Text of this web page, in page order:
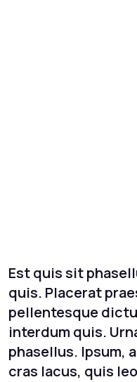
Est quis sit
quis. Placerat
pellentesque
interdum quis.
phasellus. Ipsum,
cras lacus, quis